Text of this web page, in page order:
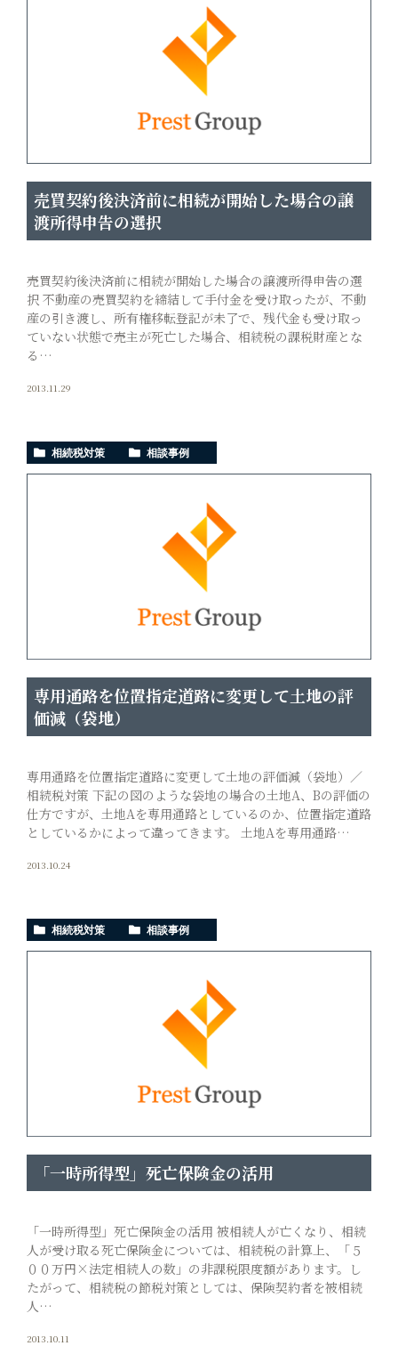
売買契約後決済前に相続が開始した場合の譲
渡所得申告の選択
売買契約後決済前に相続が開始した場合の譲渡所得申告の選
択 不動産の売買契約を締結して手付金を受け取ったが、不動
産の引き渡し、所有権移転登記が未了で、残代金も受け取っ
ていない状態で売主が死亡した場合、相続税の課税財産とな
る…
2013.11.29
相続税対策 相談事例
専用通路を位置指定道路に変更して土地の評
価減（袋地）
専用通路を位置指定道路に変更して土地の評価減（袋地）／
相続税対策 下記の図のような袋地の場合の土地A、Bの評価の
仕方ですが、土地Aを専用通路としているのか、位置指定道路
としているかによって違ってきます。 土地Aを専用通路…
2013.10.24
相続税対策 相談事例
「一時所得型」死亡保険金の活用
「一時所得型」死亡保険金の活用 被相続人が亡くなり、相続
人が受け取る死亡保険金については、相続税の計算上、「５
００万円×法定相続人の数」の非課税限度額があります。し
たがって、相続税の節税対策としては、保険契約者を被相続
人…
2013.10.11